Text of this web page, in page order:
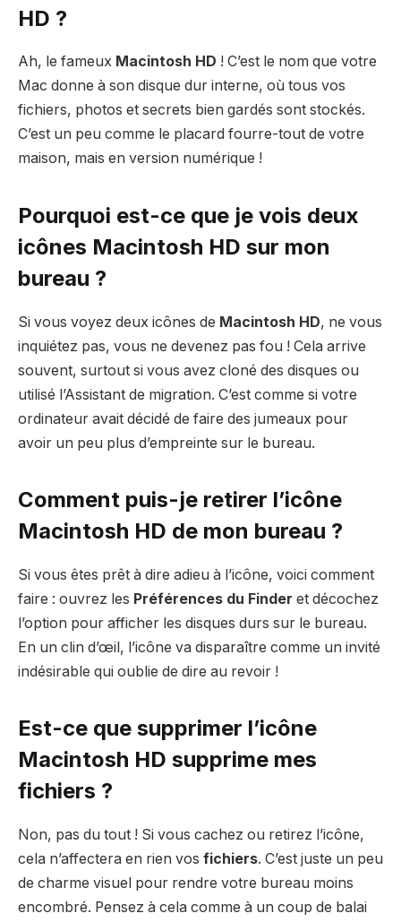
HD ?
Ah, le fameux Macintosh HD ! C’est le nom que votre
Mac donne à son disque dur interne, où tous vos
fichiers, photos et secrets bien gardés sont stockés.
C’est un peu comme le placard fourre-tout de votre
maison, mais en version numérique !
Pourquoi est-ce que je vois deux
icônes Macintosh HD sur mon
bureau ?
Si vous voyez deux icônes de Macintosh HD, ne vous
inquiétez pas, vous ne devenez pas fou ! Cela arrive
souvent, surtout si vous avez cloné des disques ou
utilisé l’Assistant de migration. C’est comme si votre
ordinateur avait décidé de faire des jumeaux pour
avoir un peu plus d’empreinte sur le bureau.
Comment puis-je retirer l’icône
Macintosh HD de mon bureau ?
Si vous êtes prêt à dire adieu à l’icône, voici comment
faire : ouvrez les Préférences du Finder et décochez
l’option pour afficher les disques durs sur le bureau.
En un clin d’œil, l’icône va disparaître comme un invité
indésirable qui oublie de dire au revoir !
Est-ce que supprimer l’icône
Macintosh HD supprime mes
fichiers ?
Non, pas du tout ! Si vous cachez ou retirez l’icône,
cela n’affectera en rien vos fichiers. C’est juste un peu
de charme visuel pour rendre votre bureau moins
encombré. Pensez à cela comme à un coup de balai